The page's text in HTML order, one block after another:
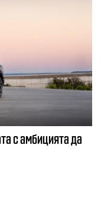
с амбицията да